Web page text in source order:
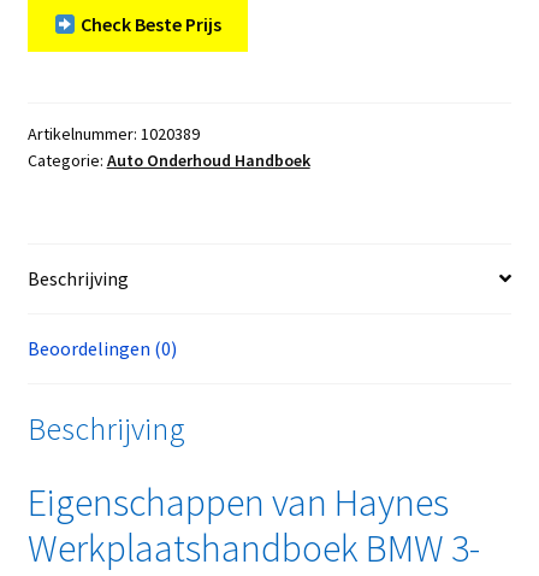
Check Beste Prijs
Artikelnummer: 1020389
Categorie: Auto Onderhoud Handboek
Beschrijving
Beoordelingen (0)
Beschrijving
Eigenschappen van Haynes
Werkplaatshandboek BMW 3-